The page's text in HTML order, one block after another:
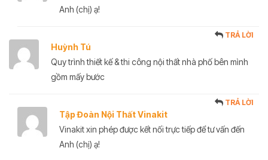
Anh (chị) ạ!
Huỳnh Tú
TRẢ LỜI
Quy trình thiết kế & thi công nội thất nhà phố bên mình
gồm mấy bước
Tập Đoàn Nội Thất Vinakit
TRẢ LỜI
Vinakit xin phép được kết nối trực tiếp để tư vấn đến
Anh (chị) ạ!